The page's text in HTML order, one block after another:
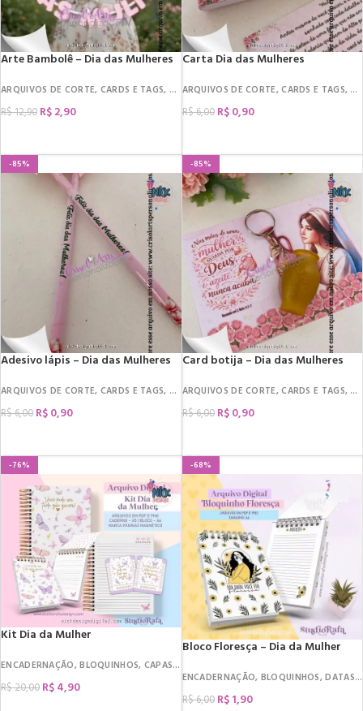
Arte Bambolê – Dia das Mulheres
ARQUIVOS DE CORTE, CARDS E TAGS, DATAS COMEMORATIVAS, DIA DA MULHER,
R$12,90 R$2,90
Carta Dia das Mulheres
ARQUIVOS DE CORTE,CARDS E TAGS,
R$6,00 R$0,90
-85%
Adesivo lápis – Dia das Mulheres
ARQUIVOS DE CORTE, CARDS E TAGS, DATAS COMEMORATIVAS, DIA DA MULHER,
R$6,00 R$0,90
-85%
Card botija – Dia das Mulheres
ARQUIVOS DE CORTE,CARDS E TAGS,
R$6,00 R$0,90
-76%
Kit Dia da Mulher
ENCADERNAÇÃO,BLOQUINHOS, CAPAS, DATAS COMEMORATIVAS
R$20,00 R$4,90
-68%
Bloco Floresça – Dia da Mulher
ENCADERNAÇÃO, BLOQUINHOS,DATAS COMEMORATIVAS
R$6,00 R$1,90